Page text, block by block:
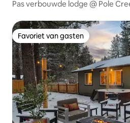
Pas verbouwde lodge @ Pole
Favoriet van gasten
Favoriet van gasten